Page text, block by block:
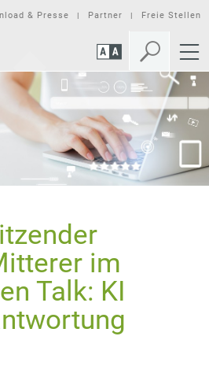
& Presse Partner Freie Stellen
im
Talk: KI